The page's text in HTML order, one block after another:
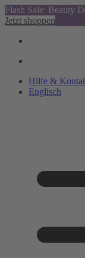
Flash Sale: Beauty
Jetzt shoppen
Hilfe &
Englisch